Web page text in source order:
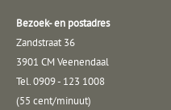
Bezoek- en postadres
Zandstraat 36
3901 CM Veenendaal
Tel. 0909 - 123 1008
(55 cent/minuut)